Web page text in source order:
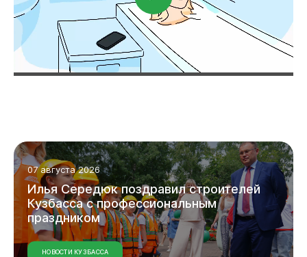
Администрация
Горожанам
07 августа 2026
ИльяСередюкпоздравилстроителей
Кузбассаспрофессиональным
праздником
НОВОСТИ КУЗБАССА